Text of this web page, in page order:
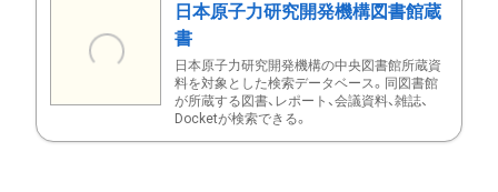
日本原子力研究開発機構図書館蔵
書
日本原子力研究開発機構の中央図書館所蔵資
料を対象とした検索データベース。同図書館
が所蔵する図書、レポート、会議資料、雑誌、
Docketが検索できる。